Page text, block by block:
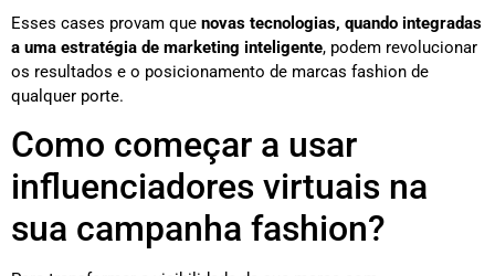
Esses cases provam que novas tecnologias, quando integradas
a uma estratégia de marketing inteligente, podem revolucionar
os resultados e o posicionamento de marcas fashion de
qualquer porte.
Como começar a usar
influenciadores virtuais na
sua campanha fashion?